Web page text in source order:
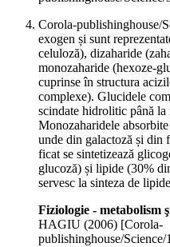
Corola-publishinghouse/
exogen și sunt
celuloză), dizaharide
monozaharide (hexoze-
cuprinse în structura
complexe). Glucidele
scindate hidrolitic până
Monozaharidele
unde din galactoză și din
ficat se sintetizează
glucoză) și lipide (30%
servesc la sinteza de lipide
Fiziologie - metabolism
HAGIU (2006) [Corola-
publishinghouse/Science/